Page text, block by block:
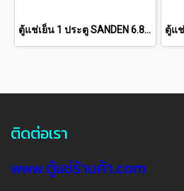
ตู้แช่เย็น 1 ประตู SANDEN 6.8 คิว [SPC-0250]
ติดต่อเรา
www.ตู้แช่ร้านค้า.com